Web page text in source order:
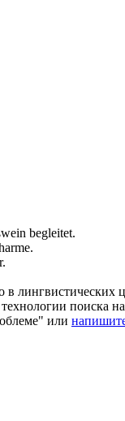
begleitet.
или